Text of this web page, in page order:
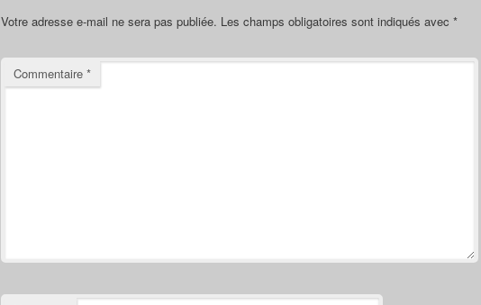
Votre adresse e-mail ne sera pas publiée. Les champs obligatoires sont indiqués avec *
Commentaire *